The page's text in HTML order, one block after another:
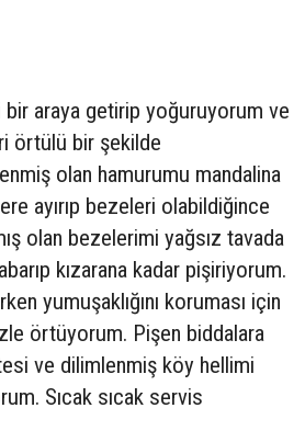
araya getirip yoğuruyorum ve
örtülü bir şekilde
olan hamurumu mandalina
ayırıp bezeleri olabildiğince
olan bezelerimi yağsız tavada
kızarana kadar pişiriyorum.
yumuşaklığını koruması için
örtüyorum. Pişen biddalara
ve dilimlenmiş köy hellimi
Sıcak sıcak servis